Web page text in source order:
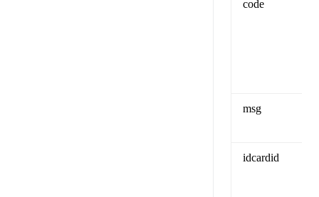
code
msg
idcardid